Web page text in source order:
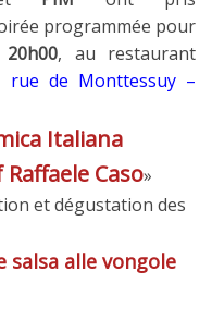
programmée pour
, au restaurant
rue de Monttessuy –
Italiana
Caso»
et dégustation des
salsa alle vongole